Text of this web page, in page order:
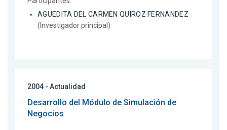
AGUEDITA DEL CARMEN QUIROZ FERNANDEZ
(Investigador principal)
2004 - Actualidad
Desarrollo del Módulo de Simulación de
Negocios